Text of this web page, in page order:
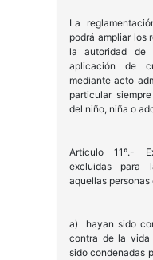
La
podrá ampliar los
la autoridad de
aplicación de
mediante acto
particular
del niño, niña o
Artículo 11º.-
excluidas para
aquellas personas
a) hayan sido
contra de la vida
sido condenadas